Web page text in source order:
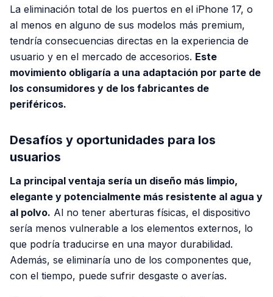
La eliminación total de los puertos en el iPhone 17, o
al menos en alguno de sus modelos más premium,
tendría consecuencias directas en la experiencia de
usuario y en el mercado de accesorios. Este
movimiento obligaría a una adaptación por parte de
los consumidores y de los fabricantes de
periféricos.
Desafíos y oportunidades para los
usuarios
La principal ventaja sería un diseño más limpio,
elegante y potencialmente más resistente al agua y
al polvo. Al no tener aberturas físicas, el dispositivo
sería menos vulnerable a los elementos externos, lo
que podría traducirse en una mayor durabilidad.
Además, se eliminaría uno de los componentes que,
con el tiempo, puede sufrir desgaste o averías.